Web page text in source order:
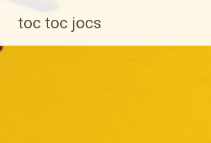
toc toc jocs